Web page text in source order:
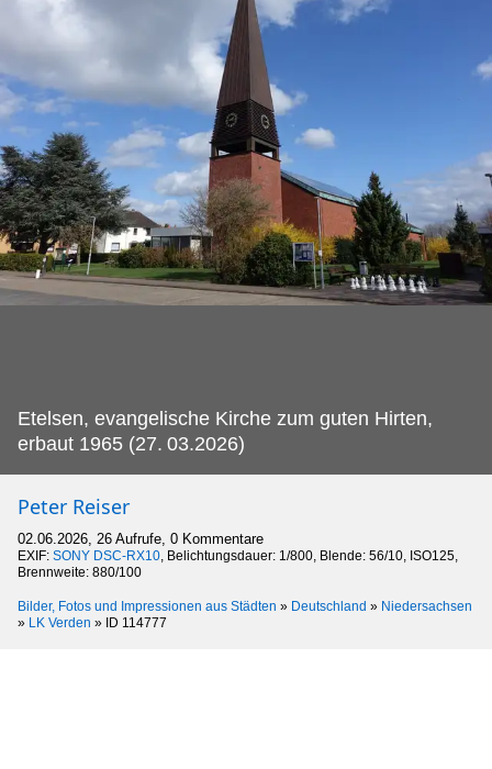
Etelsen, evangelische Kirche zum guten Hirten,
erbaut 1965 (27. 03.2026)
Peter Reiser
02.06.2026, 26 Aufrufe, 0 Kommentare
EXIF: SONY DSC-RX10, Belichtungsdauer: 1/800, Blende: 56/10, ISO125,
Brennweite: 880/100
Bilder, Fotos und Impressionen aus Städten » Deutschland » Niedersachsen
» LK Verden » ID 114777